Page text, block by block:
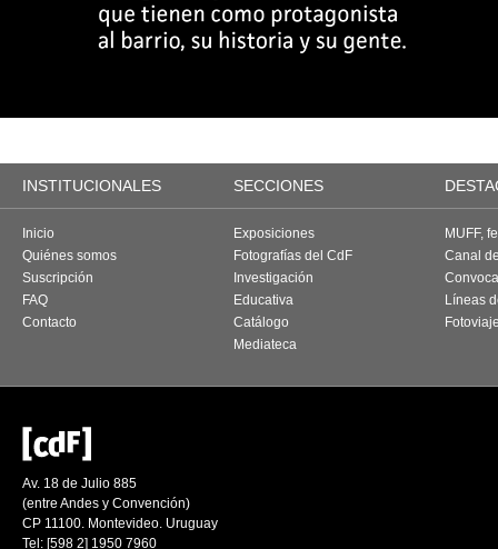
INSTITUCIONALES SECCIONES
Inicio
Quiénes somos
Suscripción
FAQ
Contacto
Exposiciones
Fotografías del CdF
Investigación
Educativa
Catálogo
Mediateca
MUFF,
Canal
Líneas
Av. 18 de Julio 885
(entre Andes y Convención)
CP 11100. Montevideo. Uruguay
Tel: [598 2] 1950 7960